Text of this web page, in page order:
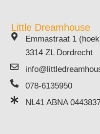
Little Dreamhouse
Emmastraat 1
3314 ZL Dordrecht
078-6135950
NL41 ABNA